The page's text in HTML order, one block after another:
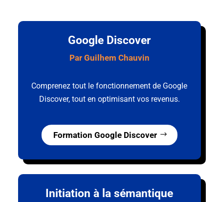
Google Discover
Par Guilhem Chauvin
Comprenez tout le fonctionnement de Google
Discover, tout en optimisant vos revenus.
Formation Google Discover
Initiation à la sémantique